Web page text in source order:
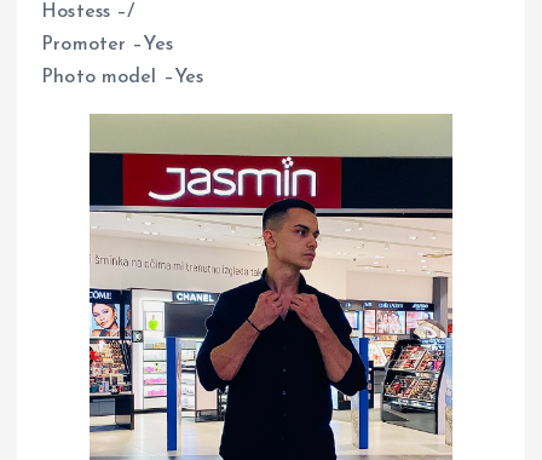
Hostess –/
Promoter –Yes
Photo model –Yes